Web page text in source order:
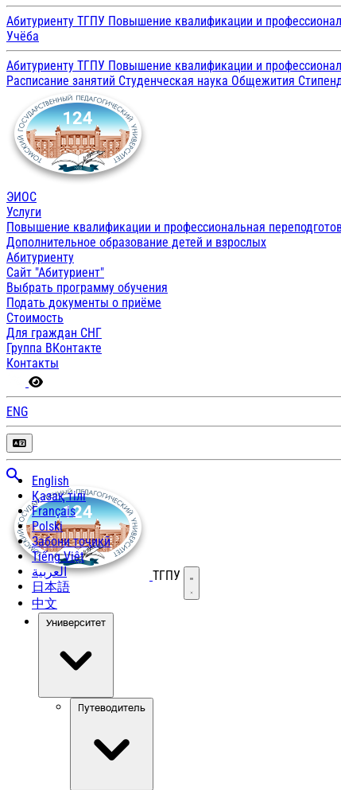
Абитуриенту ТГПУ Повышение квалификации и
Учёба
Абитуриенту ТГПУ Повышение квалификации и
Расписание занятий Студенческая наука Общежития
ЭИОС
Услуги
Повышение квалификации и профессиональная
Дополнительное образование детей и взрослых
Абитуриенту
Сайт "Абитуриент"
Выбрать программу обучения
Подать документы о приёме
Стоимость
Для граждан СНГ
Группа ВКонтакте
Контакты
ENG
English
Қазақ тілі
Français
Polski
Забони тоҷикӣ
Tiếng Việt
العربية
日本語
中文
ТГПУ Открыть меню
Университет
Путеводитель